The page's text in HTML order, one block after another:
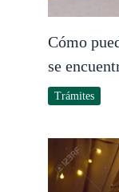
Cómo
se
Trámites